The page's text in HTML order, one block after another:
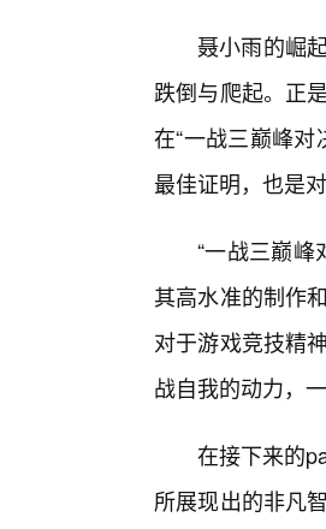
聂小雨的崛
跌倒与爬起。正
在“一战三巅峰
最佳证明，也是
“一战三巅
其高水准的制作
对于游戏竞技精
战自我的动力，
在接下来的
所展现出的非凡